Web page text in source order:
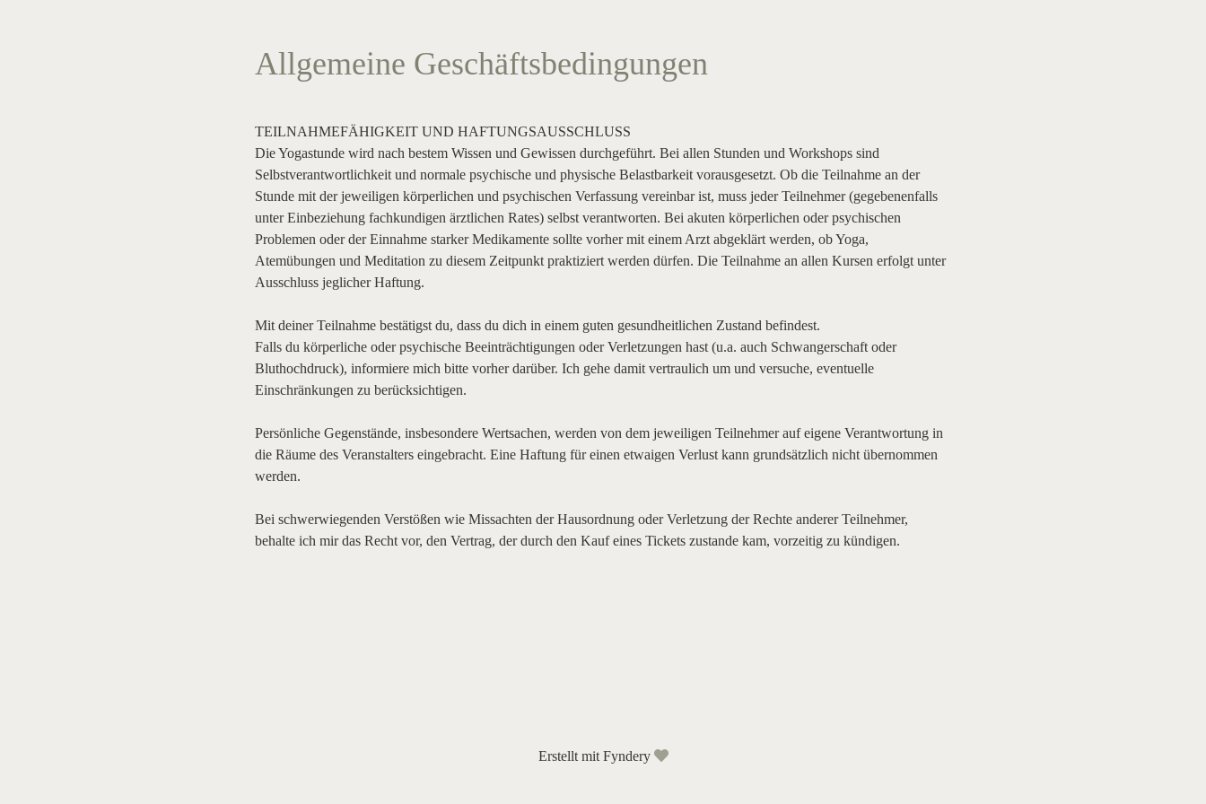
Allgemeine Geschäftsbedingungen
TEILNAHMEFÄHIGKEIT UND HAFTUNGSAUSSCHLUSS
Die Yogastunde wird nach bestem Wissen und Gewissen durchgeführt. Bei allen Stunden und Workshops sind
Selbstverantwortlichkeit und normale psychische und physische Belastbarkeit vorausgesetzt. Ob die Teilnahme an der
Stunde mit der jeweiligen körperlichen und psychischen Verfassung vereinbar ist, muss jeder Teilnehmer (gegebenenfalls
unter Einbeziehung fachkundigen ärztlichen Rates) selbst verantworten. Bei akuten körperlichen oder psychischen
Problemen oder der Einnahme starker Medikamente sollte vorher mit einem Arzt abgeklärt werden, ob Yoga,
Atemübungen und Meditation zu diesem Zeitpunkt praktiziert werden dürfen. Die Teilnahme an allen Kursen erfolgt unter
Ausschluss jeglicher Haftung.
Mit deiner Teilnahme bestätigst du, dass du dich in einem guten gesundheitlichen Zustand befindest.
Falls du körperliche oder psychische Beeinträchtigungen oder Verletzungen hast (u.a. auch Schwangerschaft oder
Bluthochdruck), informiere mich bitte vorher darüber. Ich gehe damit vertraulich um und versuche, eventuelle
Einschränkungen zu berücksichtigen.
Persönliche Gegenstände, insbesondere Wertsachen, werden von dem jeweiligen Teilnehmer auf eigene Verantwortung in
die Räume des Veranstalters eingebracht. Eine Haftung für einen etwaigen Verlust kann grundsätzlich nicht übernommen
werden.
Bei schwerwiegenden Verstößen wie Missachten der Hausordnung oder Verletzung der Rechte anderer Teilnehmer,
behalte ich mir das Recht vor, den Vertrag, der durch den Kauf eines Tickets zustande kam, vorzeitig zu kündigen.
Erstellt mit Fyndery